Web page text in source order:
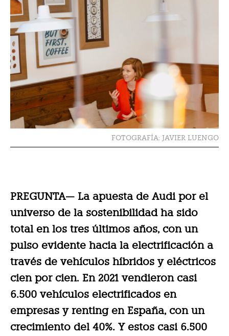
FOTOGRAFÍA: JAVIER LUENGO
PREGUNTA— La apuesta de Audi por el
universo de la sostenibilidad ha sido
total en los tres últimos años, con un
pulso evidente hacia la electrificación a
través de vehículos híbridos y eléctricos
cien por cien. En 2021 vendieron casi
6.500 vehículos electrificados en
empresas y renting en España, con un
crecimiento del 40%. Y estos casi 6.500